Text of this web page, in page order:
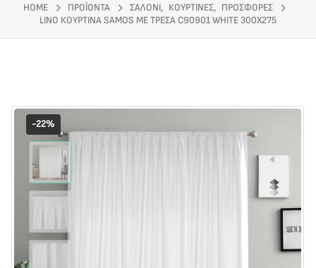
HOME ΠΡΟΪΌΝΤΑ ΣΑΛΟΝΙ, ΚΟΥΡΤΙΝΕΣ, ΠΡΟΣΦΟΡΕΣ
LINO ΚΟΥΡΤΙΝΑ SAMOS ΜΕ ΤΡΕΣΑ C90901 WHITE 300Χ275
-22%